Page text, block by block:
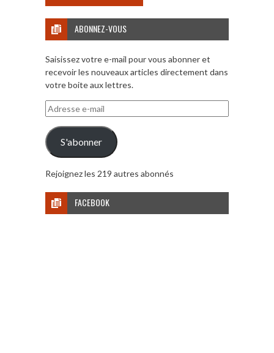
ABONNEZ-VOUS
Saisissez votre e-mail pour vous abonner et
recevoir les nouveaux articles directement dans
votre boite aux lettres.
Adresse
e-
mail
S'abonner
Rejoignez les 219 autres abonnés
FACEBOOK